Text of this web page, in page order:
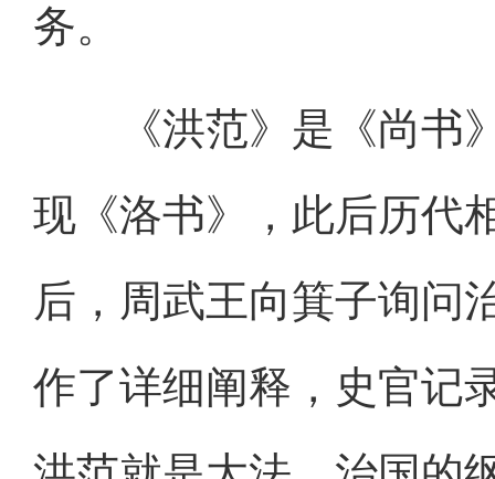
务。
《洪范》是《尚书》
现《洛书》，此后历代
后，周武王向箕子询问
作了详细阐释，史官记